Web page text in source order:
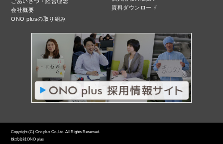
会社概要
ONO plusの取り組み
資料ダウンロード
Copyright (C) Ono plus Co.,Ltd. All Rights Reserved.
株式会社ONO plus